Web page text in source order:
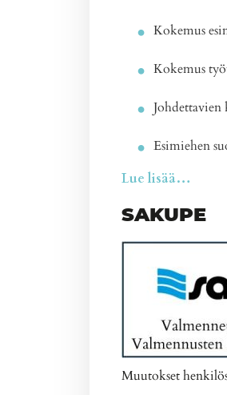
Kokemus
Kokemus
Johdettavien
Esimiehen
Lue lisää…
SAKUPE
Muutokset